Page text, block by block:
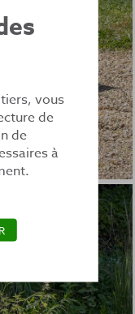
vous
de
de
à